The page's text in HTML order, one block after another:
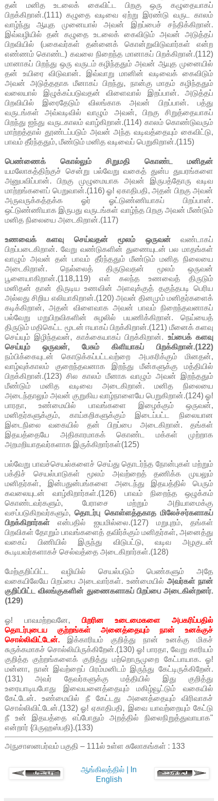
தன் மனித உடலைக் கைவிட்ட பிறகு ஒரு கழுதையாகப்
பிறக்கிறான்.(111) கழுதை வடிவை ஏற்று இரண்டு வருட காலம்
வாழ்ந்து ஆயுத முனையால் அவன் இறப்பைச் சந்திக்கிறான்.
இவ்வழியில் தன் கழுதை உடலைக் கைவிடும் அவன் அடுத்தப்
பிறவியில் (பகைவர்கள் தன்னைக் கொன்றுவிடுவார்கள் என்ற
எண்ணம் கொண்ட) கவலை நிறைந்த மானாகப் பிறக்கிறான்.(112)
மானாகப் பிறந்து ஒரு வருடம் கழிந்ததும் அவன் ஆயுத முனையில்
தன் உயிரை விடுவான். இவ்வாறு மானின் வடிவைக் கைவிடும்
அவன் அடுத்ததாக மீனாகப் பிறந்து, நான்கு மாதம் கழிந்ததும்
வலையால் இழுக்கப்படுவதன் விளைவால் இறப்பான். அடுத்தப்
பிறவியில் இரைதேடும் விலங்காக அவன் பிறப்பான். பத்து
வருடங்கள் அவ்வடிவில் வாழும் அவன், பிறகு சிறுத்தையாகப்
பிறந்து ஐந்து வருடகாலம் வாழ்கிறான்.(114) காலம் கொண்டுவரும்
மாற்றத்தால் தூண்டப்படும் அவன் அந்த வடிவத்தையும் கைவிட்டு,
பாவம் தீர்ந்ததும், மீண்டும் மனித வடிவைப் பெறுகிறான்.(115)
பெண்ணைக் கொல்லும் சிறுமதி கொண்ட மனிதன்
யமலோகத்திற்குச் சென்று பல்வேறு வகைத் துன்ப துயரங்களை
அனுபவிப்பான். பிறகு முழுமையாக அவன் இருபத்தோரு வடிவ
மாற்றங்களைப் பெறுவான்.(116) ஓ! ஏகாதிபதி, அதன் பிறகு அவன்
அருவருக்கத்தக்க ஓர் ஓட்டுண்ணியாகப் பிறப்பான்.
ஒட்டுண்ணியாக இருபது வருடங்கள் வாழ்ந்த பிறகு அவன் மீண்டும்
மனித நிலையை அடைகிறான்.(117)
உணவைக் களவு செய்வதன் மூலம் ஒருவன்வண்டாகப்
பிறப்படைகிறான். வேறு வண்டுகளின் துணையுடன் பல மாதங்கள்
வாழும் அவன் தன் பாவம் தீர்ந்ததும் மீண்டும் மனித நிலையை
அடைகிறான். நெல்லைத் திருடுவதன் மூலம் ஒருவன்
பூனையாகிறான்.(118,119) எள் கலந்த உணவைத் திருடும்
மனிதன் தான் திருடிய உணவின் அளவுக்குத் தகுந்தபடி பெரிய
அல்லது சிறிய எலியாகிறான்.(120) அவன் தினமும் மனிதர்களைக்
கடிக்கிறான், அதன் விளைவாக அவன் பாவம் நிறைந்தவனாகப்
பல்வேறு மறுபிறவிகளின் சுழலில் பயணிக்கிறான். நெய்யைத்
திருடும் மதிகெட்ட மூடன் ஈயாகப் பிறக்கிறான்.(121) மீனைக் களவு
செய்யும் இழிந்தவன், காக்கையாகப் பிறக்கிறான். உப்பைக் களவு
செய்யும் ஒருவன், பேசும் கிளியாகப் பிறக்கிறான்.(122)
நம்பிக்கையுடன் கொடுக்கப்பட்டவற்றை அபகரிக்கும் மினதன்,
வாழ்வுக்காலம் குறைந்தவனாக இறந்து மீன்களுக்கு மத்தியில்
பிறக்கிறான்.(123) சில காலம் மீனாக வாழும் அவன் இறந்ததும்
மீண்டும் மனித வடிவை அடைகிறான். மனித நிலையை
அடைந்தாலும் அவன் குறுகிய வாழ்நாளையே பெறுகிறான்.(124) ஓ!
பாரதா, உண்மையில் பாவங்களை இழைக்கும் ஒருவன்,
மனிதர்களுக்கும், காய்கறிகளுக்கும் இடைப்பட்ட நிலையான
இடைநிலை வகையில் தன் பிறப்பை அடைகிறான். தங்கள்
இதயத்தையே அதிகாரமாகக் கொண்ட மக்கள் முற்றாக
அறமறியாதவர்களாக இருக்கிறார்கள்(125)
பல்வேறு பாவச்செயல்களைச் செய்து தொடர்ந்த நோன்புகள் மற்றும்
பக்திச் செயல்பாடுகள் மூலம் அவற்றைத் தணிக்க முயலும்
மனிதர்கள், இன்பதுன்பங்களை அடைந்து இதயத்தில் பெரும்
கவலையுடன் வாழ்கிறார்கள்.(126) பாவம் நிறைந்த ஒழுக்கம்
கொண்டவர்களும், பேராசை மற்றும் அறியாமைக்கு
வசப்படுகிறவர்களும்,தொடர்பு கொள்ளத்தகாத மிலேச்சர்களாகப்
பிறக்கிறார்கள் என்பதில் ஐயமில்லை.(127) மறுபுறம், தங்கள்
பிறவிகள் தோறும் பாவங்களைத் தவிர்க்கும் மனிதர்கள், அனைத்து
வகைப் பிணியில் இருந்து விடுபட்டு, வடிவ அழகுடன்
கூடியவர்களாகச் செல்வத்தை அடைகிறார்கள்.(128)
மேற்குறிப்பிட்ட வழியில் செயல்படும் பெண்களும் அதே
வகையிலேயே பிறப்பை அடைவார்கள். உண்மையில் அவர்கள் நான்
குறிப்பிட்ட விலங்குகளின் துணைகளாகப் பிறப்பை அடைகின்றனர்.
(129)
ஓ! பாவமற்றவனே, பிறரின உடைமைகளை அபகரிப்பதில்
தொடர்புடைய குற்றங்கள் அனைத்தையும் நான் உனக்குச்
சொல்லிவிட்டேன். இக்காரியம் குறித்து நான் உனக்கு மிகச்
சுருக்கமாகச் சொல்லியிருக்கிறேன்.(130) ஓ! பாரதா, வேறு காரியம்
குறித்த குற்றங்களைக் குறித்து மற்றொருமுறை கேட்பாயாக. ஓ!
மன்னா, நான் இவற்றைப் பிரம்மனிடம் இருந்து கேட்டிருக்கிறேன்.
(131) அவர் தேவர்களுக்கு மத்தியில் இது குறித்து
உரையாடியபோது இவையனைத்தையும் மகிழ்வூட்டும் வகையில்
கேட்டேன். உண்மையில் நீ கேட்டது அனைத்தையும் விரிவாகச்
சொல்லிவிட்டேன்.(132) ஓ! ஏகாதிபதி, இவை யாவற்றையும் கேட்டு
நீ உன் இதயத்தை எப்போதும் அறத்தில் நிலைநிறுத்துவாயாக"
என்றார் {பிருஹஸ்பதி}.(133)
அநுசாஸனபர்வம் பகுதி – 111ல் உள்ள சுலோகங்கள் : 133
ஆங்கிலத்தில் | In
English